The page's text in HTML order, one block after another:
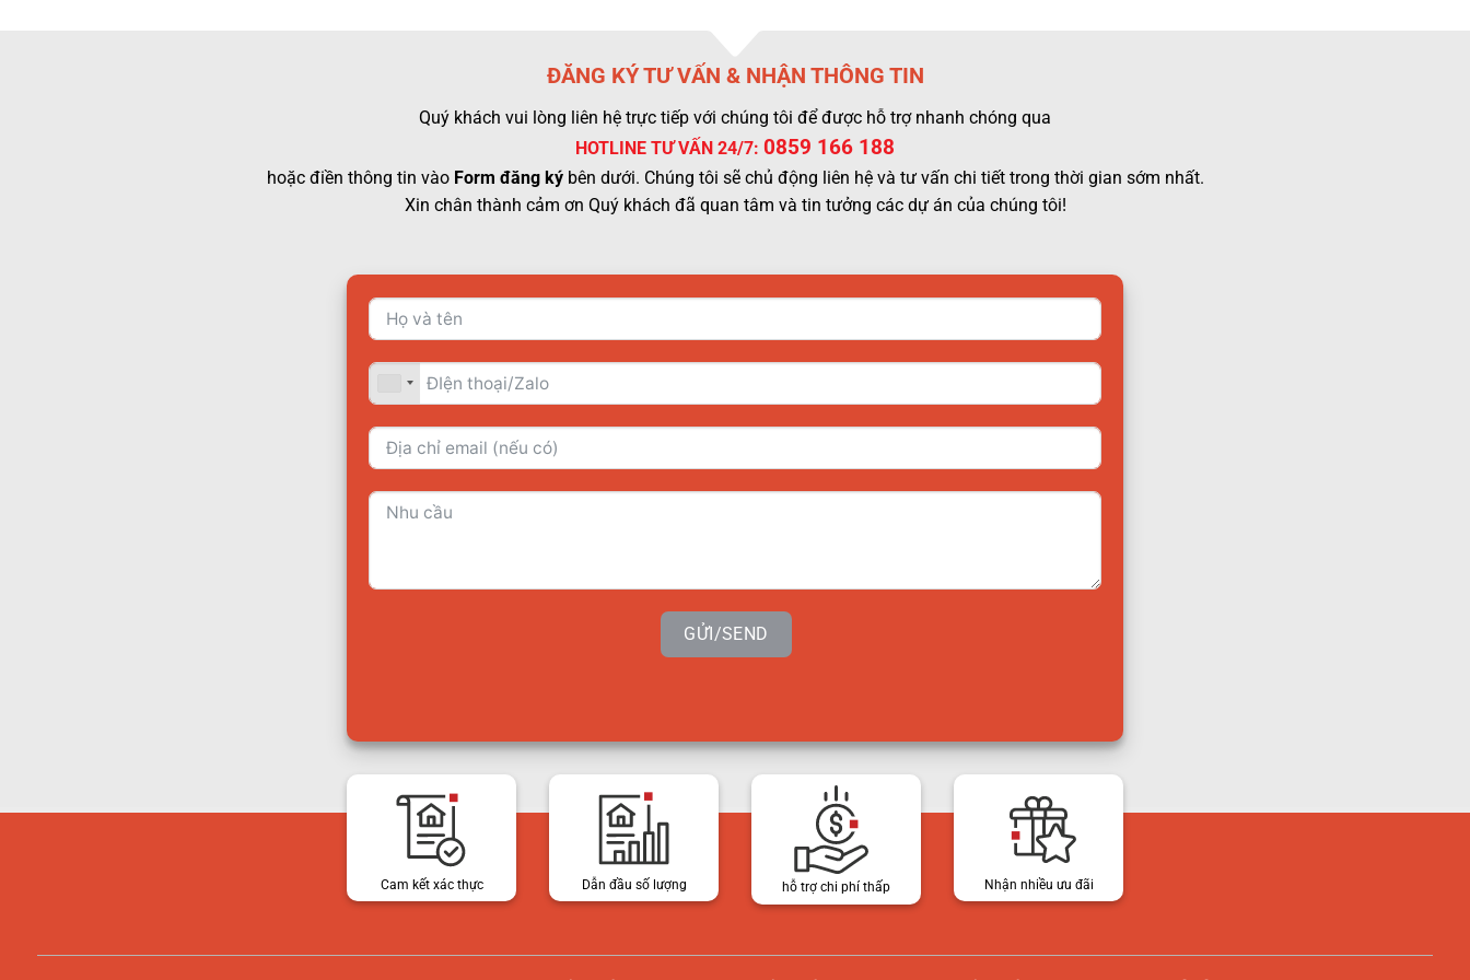
ĐĂNG KÝ TƯ VẤN & NHẬN THÔNG TIN
Quý khách vui lòng liên hệ trực tiếp với chúng tôi để được hỗ trợ nhanh chóng qua
HOTLINE TƯ VẤN 24/7: 0859 166 188
hoặc điền thông tin vào Form đăng kýbên dưới. Chúng tôi sẽ chủ động liên hệ và tư vấn chi tiết trong thời gian sớm nhất.
Xin chân thành cảm ơn Quý khách đã quan tâm và tin tưởng các dự án của chúng tôi!
GỬI/SEND
Cam kết xác thực Dẫn đầu số lượng hỗ trợ chi phí thấp Nhận nhiều ưu đãi